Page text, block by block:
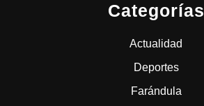
Categorías
Actualidad
Deportes
Farándula